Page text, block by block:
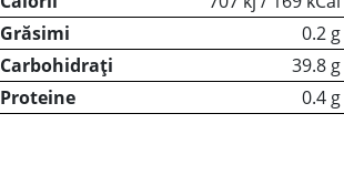
Grăsimi
0.2 g
Carbohidrați
39.8 g
Proteine
0.4 g